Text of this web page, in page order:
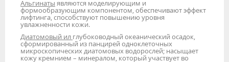
Альгинаты являются моделирующим и
формообразующим компонентом, обеспечивают эффект
лифтинга, способствуют повышению уровня
увлажненности кожи.
Диатомовый ил глубоководный океанический осадок,
сформированный из панцирей одноклеточных
микроскопических диатомовых водорослей; насыщает
кожу кремнием – минералом, который участвует во